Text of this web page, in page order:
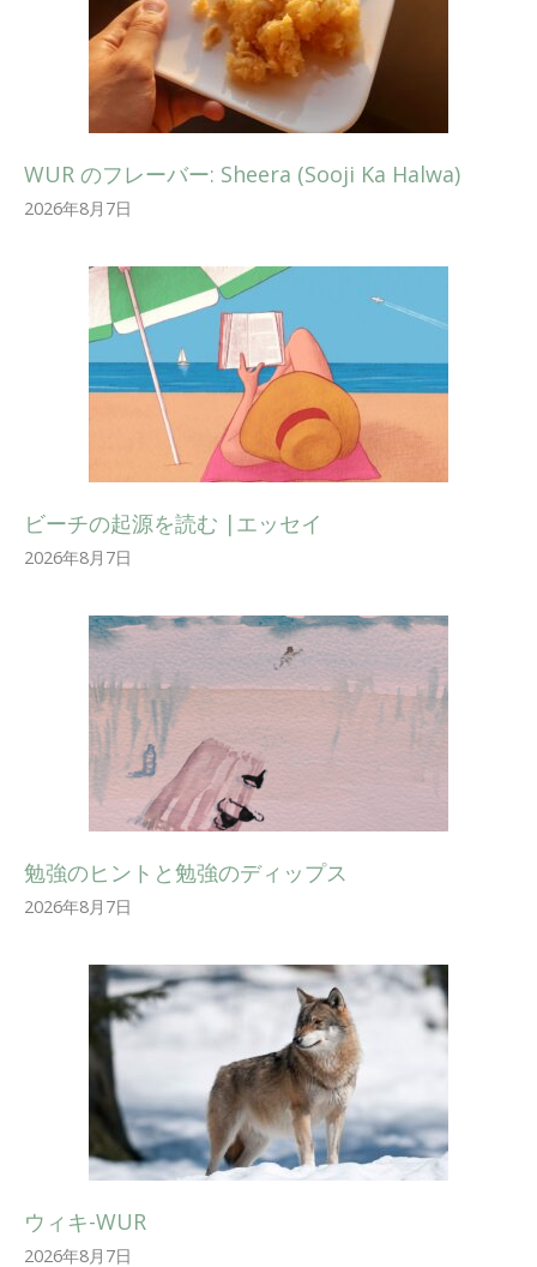
WUR のフレーバー: Sheera (Sooji Ka Halwa)
2026年8月7日
ビーチの起源を読む |エッセイ
2026年8月7日
勉強のヒントと勉強のディップス
2026年8月7日
ウィキ-WUR
2026年8月7日